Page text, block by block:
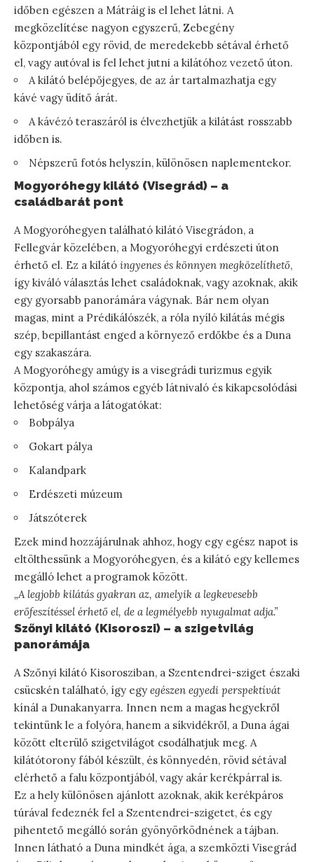
időben egészen a Mátráig is el lehet látni. A
megközelítése nagyon egyszerű, Zebegény
központjából egy rövid, de meredekebb sétával érhető
el, vagy autóval is fel lehet jutni a kilátóhoz vezető úton.
A kilátó belépőjegyes, de az ár tartalmazhatja egy
kávé vagy üdítő árát.
A kávézó teraszáról is élvezhetjük a kilátást rosszabb
időben is.
Népszerű fotós helyszín, különösen naplementekor.
Mogyoróhegy kilátó (Visegrád) – a
családbarát pont
A Mogyoróhegyen található kilátó Visegrádon, a
Fellegvár közelében, a Mogyoróhegyi erdészeti úton
érhető el. Ez a kilátó ingyenes és könnyen megközelíthető,
így kiváló választás lehet családoknak, vagy azoknak, akik
egy gyorsabb panorámára vágynak. Bár nem olyan
magas, mint a Prédikálószék, a róla nyíló kilátás mégis
szép, bepillantást enged a környező erdőkbe és a Duna
egy szakaszára.
A Mogyoróhegy amúgy is a visegrádi turizmus egyik
központja, ahol számos egyéb látnivaló és kikapcsolódási
lehetőség várja a látogatókat:
Bobpálya
Gokart pálya
Kalandpark
Erdészeti múzeum
Játszóterek
Ezek mind hozzájárulnak ahhoz, hogy egy egész napot is
eltölthessünk a Mogyoróhegyen, és a kilátó egy kellemes
megálló lehet a programok között.
„A legjobb kilátás gyakran az, amelyik a legkevesebb
erőfeszítéssel érhető el, de a legmélyebb nyugalmat adja.”
Szőnyi kilátó (Kisoroszi) – a szigetvilág
panorámája
A Szőnyi kilátó Kisorosziban, a Szentendrei-sziget északi
csücskén található, így egy egészen egyedi perspektívát
kínál a Dunakanyarra. Innen nem a magas hegyekről
tekintünk le a folyóra, hanem a síkvidékről, a Duna ágai
között elterülő szigetvilágot csodálhatjuk meg. A
kilátótorony fából készült, és könnyedén, rövid sétával
elérhető a falu központjából, vagy akár kerékpárral is.
Ez a hely különösen ajánlott azoknak, akik kerékpáros
túrával fedeznék fel a Szentendrei-szigetet, és egy
pihentető megálló során gyönyörködnének a tájban.
Innen látható a Duna mindkét ága, a szemközti Visegrád